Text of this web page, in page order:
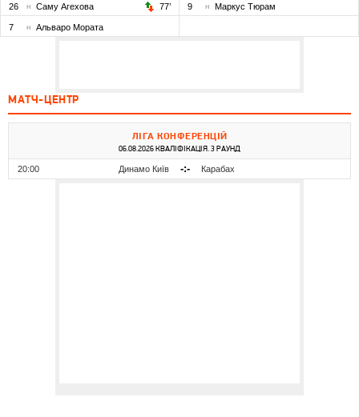
26 н Саму Агехова 77’ 9 н Маркус Тюрам
7 н Альваро Мората
МАТЧ-ЦЕНТР
ЛІГА КОНФЕРЕНЦІЙ
06.08.2026 КВАЛІФІКАЦІЯ. 3 РАУНД
20:00 Динамо Київ -:- Карабах